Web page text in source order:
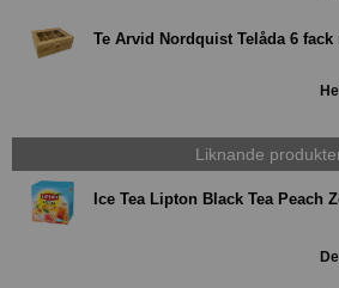
Te Arvid Nordquist Telåda 6
Liknande
Ice Tea Lipton Black Tea Peach